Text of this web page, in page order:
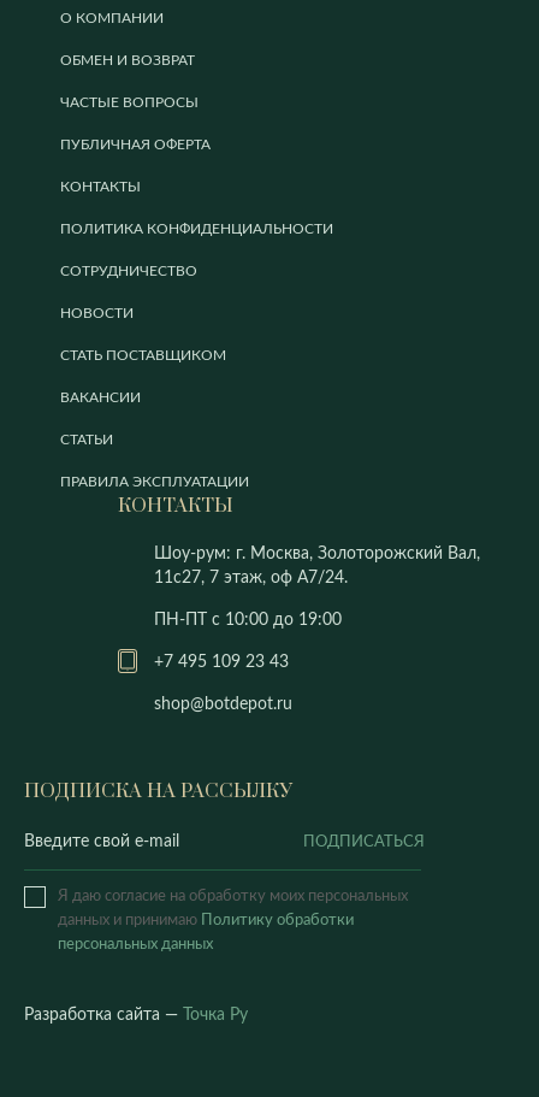
О КОМПАНИИ
ОБМЕН И ВОЗВРАТ
ЧАСТЫЕ ВОПРОСЫ
ПУБЛИЧНАЯ ОФЕРТА
КОНТАКТЫ
ПОЛИТИКА КОНФИДЕНЦИАЛЬНОСТИ
СОТРУДНИЧЕСТВО
НОВОСТИ
СТАТЬ ПОСТАВЩИКОМ
ВАКАНСИИ
СТАТЬИ
ПРАВИЛА ЭКСПЛУАТАЦИИ
КОНТАКТЫ
Шоу-рум: г. Москва, Золоторожский Вал,
11с27, 7 этаж, оф А7/24.
ПН-ПТ с 10:00 до 19:00
+7 495 109 23 43
shop@botdepot.ru
ПОДПИСКА НА РАССЫЛКУ
ПОДПИСАТЬСЯ
Я даю согласие на обработку моих персональных
данных и принимаю
Политику обработки
персональных данных
Разработка сайта — Точка Ру